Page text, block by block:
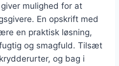
mulighed for at
En opskrift med
en praktisk løsning,
og smagfuld. Tilsæt
og bag i